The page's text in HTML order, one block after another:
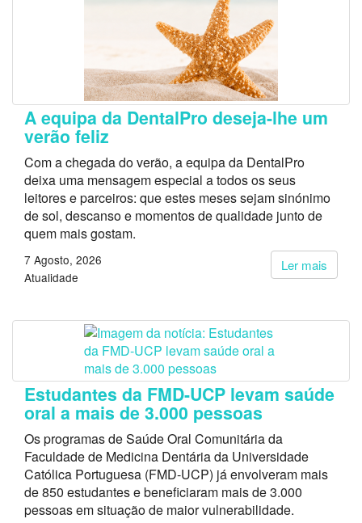
A equipa da DentalPro deseja-lhe um
verão feliz
Com a chegada do verão, a equipa da DentalPro
deixa uma mensagem especial a todos os seus
leitores e parceiros: que estes meses sejam sinónimo
de sol, descanso e momentos de qualidade junto de
quem mais gostam.
Ler mais
7 Agosto, 2026
Atualidade
Estudantes da FMD-UCP levam saúde
oral a mais de 3.000 pessoas
Os programas de Saúde Oral Comunitária da
Faculdade de Medicina Dentária da Universidade
Católica Portuguesa (FMD-UCP) já envolveram mais
de 850 estudantes e beneficiaram mais de 3.000
pessoas em situação de maior vulnerabilidade.